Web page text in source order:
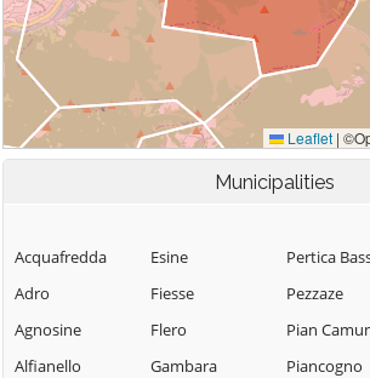
Municipalities
Acquafredda
Adro
Agnosine
Alfianello
Esine
Fiesse
Flero
Gambara
Pertica
Pezzaze
Pian
Piancogno